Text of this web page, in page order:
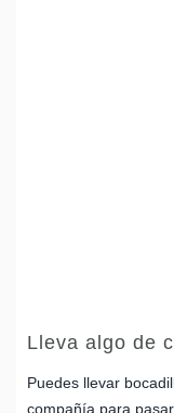
Lleva algo de
Puedes llevar
compañía para